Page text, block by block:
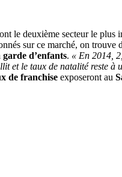
le deuxième secteur le plus
sur ce marché, on trouve
garde d’enfants. « En 2014,
et le taux de natalité reste à
de franchise exposeront au